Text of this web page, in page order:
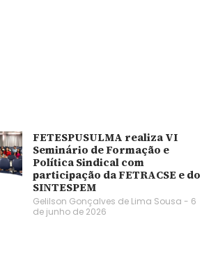
FETESPUSULMA realiza VI
Seminário de Formação e
Política Sindical com
participação da FETRACSE e do
SINTESPEM
Gelilson Gonçalves de Lima Sousa
6
de junho de 2026